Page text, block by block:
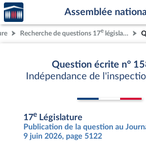
Aller au contenu
Aller en bas de la page
Accèder
à la
page
d'accueil
Assemblée
Recherche de questions 17e législature
Question écrite n°
Indépendance de
17e Législature
Publication de la question au
9 juin 2026, page 5122